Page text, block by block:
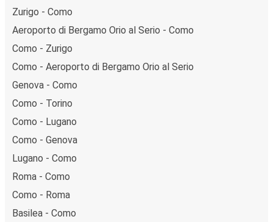
Zurigo - Como
Aeroporto di Bergamo Orio al Serio - Como
Como - Zurigo
Como - Aeroporto di Bergamo Orio al Serio
Genova - Como
Como - Torino
Como - Lugano
Como - Genova
Lugano - Como
Roma - Como
Como - Roma
Basilea - Como